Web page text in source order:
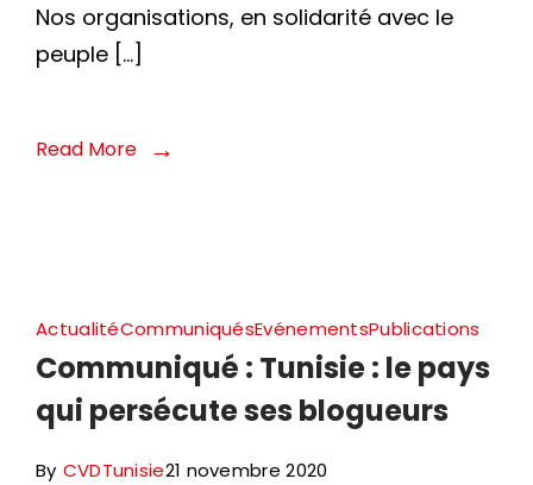
Nos organisations, en solidarité avec le
peuple […]
Read More
ActualitéCommuniquésEvénementsPublications
Communiqué : Tunisie : le pays
qui persécute ses blogueurs
By CVDTunisie21 novembre 2020